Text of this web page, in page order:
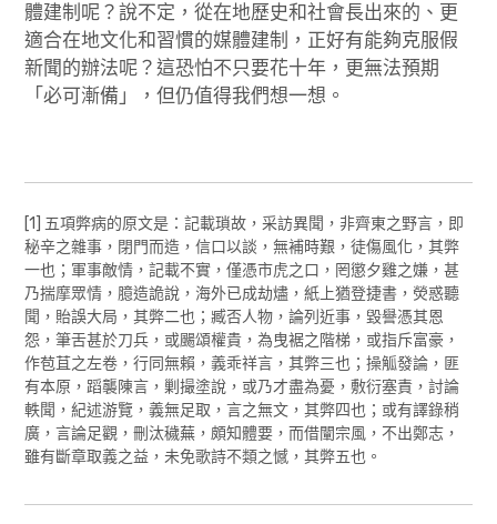
體建制呢？說不定，從在地歷史和社會長出來的、更
適合在地文化和習慣的媒體建制，正好有能夠克服假
新聞的辦法呢？這恐怕不只要花十年，更無法預期
「必可漸備」，但仍值得我們想一想。
[1] 五項弊病的原文是：記載瑣故，采訪異聞，非齊東之野言，即
秘辛之雜事，閉門而造，信口以談，無補時艱，徒傷風化，其弊
一也；軍事敵情，記載不實，僅憑市虎之口，罔懲夕雞之嫌，甚
乃揣摩眾情，臆造詭說，海外已成劫燼，紙上猶登捷書，熒惑聽
聞，貽誤大局，其弊二也；臧否人物，論列近事，毀譽憑其恩
怨，筆舌甚於刀兵，或颺頌權貴，為曳裾之階梯，或指斥富豪，
作苞苴之左卷，行同無賴，義乖祥言，其弊三也；操觚發論，匪
有本原，蹈襲陳言，剿撮塗說，或乃才盡為憂，敷衍塞責，討論
軼聞，紀述游覽，義無足取，言之無文，其弊四也；或有譯錄稍
廣，言論足觀，刪汰穢蕪，頗知體要，而借闡宗風，不出鄭志，
雖有斷章取義之益，未免歌詩不類之憾，其弊五也。